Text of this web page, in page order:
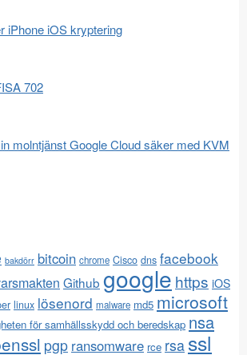
iPhone iOS kryptering
702
molntjänst Google Cloud säker med KVM
bakdörr bitcoin chrome Cisco dns facebook
Github google https iOS
linux lösenord malware md5 microsoft
för samhällsskydd och beredskap nsa
pgp ransomware rce rsa ssl